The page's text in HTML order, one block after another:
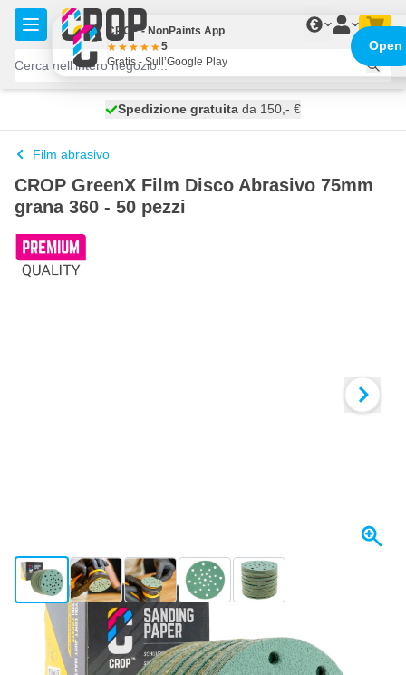
Salta al contenuto
€
spedito oggi
Spedizione gratuita da 150,- €
100 giorni
Film abrasivo
CROP GreenX Film Disco Abrasivo 75mm
grana 360 - 50 pezzi
View larger imageView larger imageView larger imageView larger imageView larger image
Spedito oggi
Variante
CROP - NonPaints App
5
Gratis - Sull’Google Play
Open